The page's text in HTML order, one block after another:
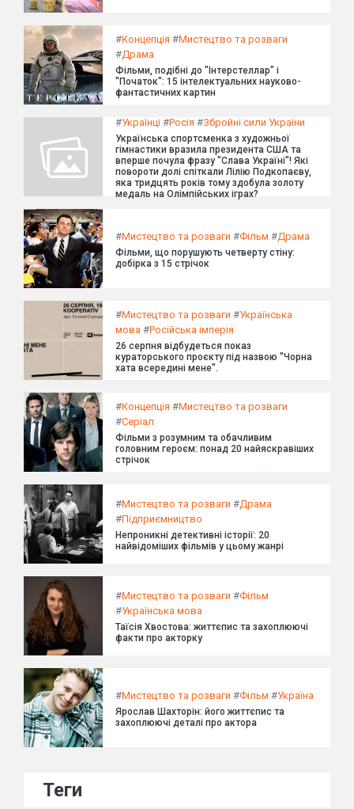
#Концепція #Мистецтво та розваги
#Драма
Фільми, подібні до "Інтерстеллар" і
"Початок": 15 інтелектуальних науково-
фантастичних картин
#Українці #Росія #Збройні сили України
Українська спортсменка з художньої
гімнастики вразила президента США та
вперше почула фразу "Слава Україні"! Які
повороти долі спіткали Лілію Подкопаєву,
яка тридцять років тому здобула золоту
медаль на Олімпійських іграх?
#Мистецтво та розваги #Фільм #Драма
Фільми, що порушують четверту стіну:
добірка з 15 стрічок
#Мистецтво та розваги #Українська
мова #Російська імперія
26 серпня відбудеться показ
кураторського проєкту під назвою "Чорна
хата всередині мене".
#Концепція #Мистецтво та розваги
#Серіал
Фільми з розумним та обачливим
головним героєм: понад 20 найяскравіших
стрічок
#Мистецтво та розваги #Драма
#Підприємництво
Непроникні детективні історії: 20
найвідоміших фільмів у цьому жанрі
#Мистецтво та розваги #Фільм
#Українська мова
Таїсія Хвостова: життєпис та захоплюючі
факти про акторку
#Мистецтво та розваги #Фільм #Україна
Ярослав Шахторін: його життєпис та
захоплюючі деталі про актора
Теги